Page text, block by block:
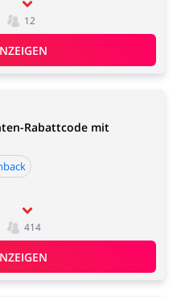
Kinderartikel & Spielzeug
Erotik
12
Rabattcode mit
414